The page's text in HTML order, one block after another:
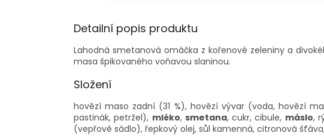
Detailní popis produktu
Lahodná smetanová omáčka z kořenové zeleniny a
masa špikovaného voňavou slaninou.
Složení
hovězí maso zadní (31 %), hovězí vývar (voda, hovězí
pastinák, petržel), mléko, smetana, cukr, cibule, máslo,
(vepřové sádlo), řepkový olej, sůl kamenná, citronová